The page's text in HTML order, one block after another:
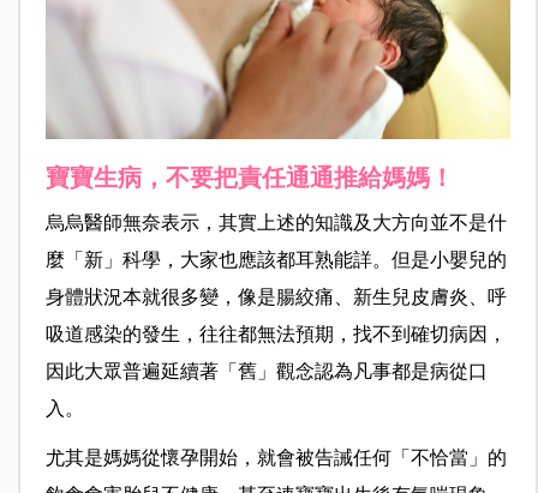
寶寶生病，不要把責任通通推給媽媽！
烏烏醫師無奈表示，其實上述的知識及大方向並不是什
麼「新」科學，大家也應該都耳熟能詳。但是小嬰兒的
身體狀況本就很多變，像是腸絞痛、新生兒皮膚炎、呼
吸道感染的發生，往往都無法預期，找不到確切病因，
因此大眾普遍延續著「舊」觀念認為凡事都是病從口
入。
尤其是媽媽從懷孕開始，就會被告誡任何「不恰當」的